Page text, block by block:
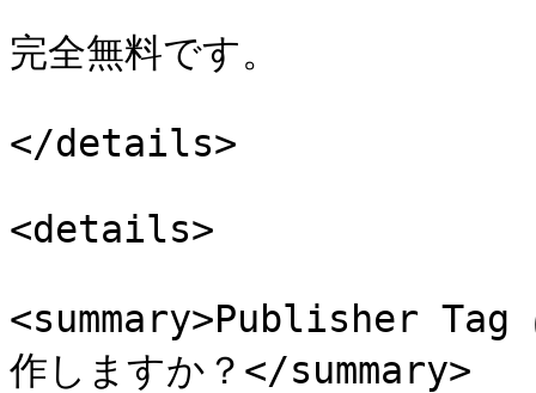
完全無料です。
</details>
<details>
<summary>Publisher Tag
作しますか？</summary>